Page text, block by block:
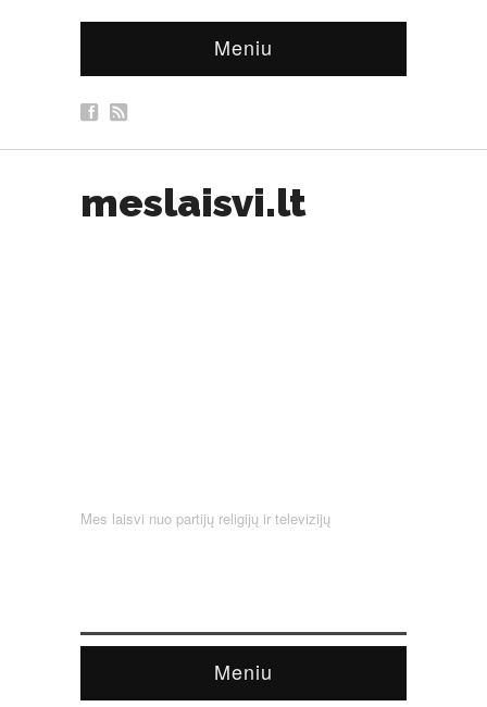
Meniu
meslaisvi.lt
Mes laisvi nuo partijų religijų ir televizijų
Meniu